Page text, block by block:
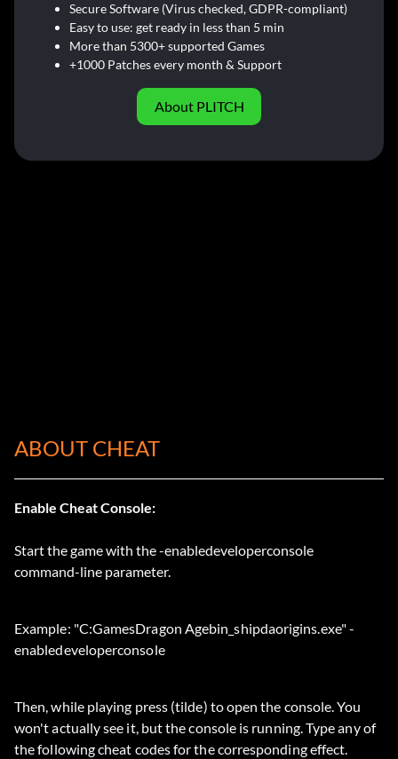
Secure Software (Virus checked, GDPR-compliant)
Easy to use: get ready in less than 5 min
More than 5300+ supported Games
+1000 Patches every month & Support
About PLITCH
ABOUT CHEAT
Enable Cheat Console:
Start the game with the -enabledeveloperconsole
command-line parameter.
Example: "C:GamesDragon Agebin_shipdaorigins.exe" -
enabledeveloperconsole
Then, while playing press (tilde) to open the console. You
won't actually see it, but the console is running. Type any of
the following cheat codes for the corresponding effect.